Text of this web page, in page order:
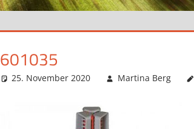
601035
25. November 2020 Martina Berg